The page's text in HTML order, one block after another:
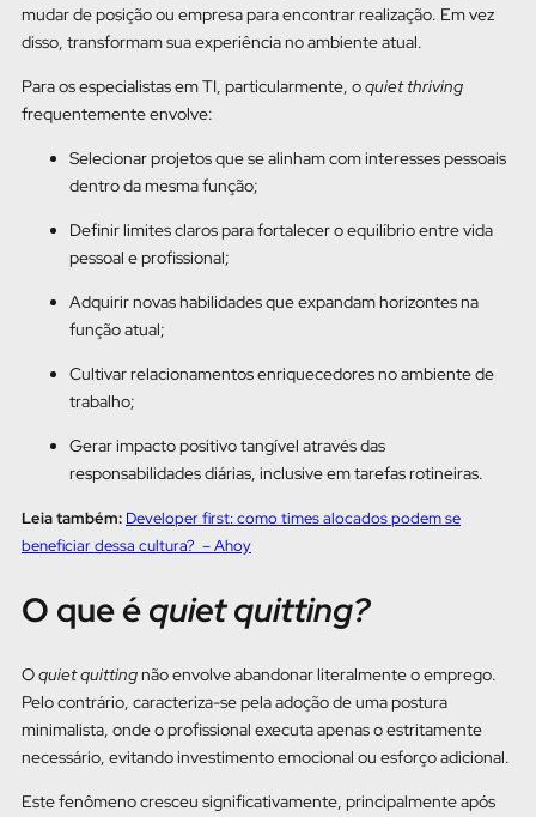
mudar de posição ou empresa para encontrar realização. Em vez
disso, transformam sua experiência no ambiente atual.
Para os especialistas em TI, particularmente, oquiet thriving
frequentemente envolve:
Selecionar projetos que se alinham com interesses pessoais
dentro da mesma função;
Definir limites claros para fortalecer o equilíbrio entre vida
pessoal e profissional;
Adquirir novas habilidades que expandam horizontes na
função atual;
Cultivar relacionamentos enriquecedores no ambiente de
trabalho;
Gerar impacto positivo tangível através das
responsabilidades diárias, inclusive em tarefas rotineiras.
Leia também: Developer first: como times alocados podem se
beneficiar dessa cultura? – Ahoy
O que équiet quitting?
Oquiet quittingnão envolve abandonar literalmente o emprego.
Pelo contrário, caracteriza-se pela adoção de uma postura
minimalista, onde o profissional executa apenas o estritamente
necessário, evitando investimento emocional ou esforço adicional.
Este fenômeno cresceu significativamente, principalmente após